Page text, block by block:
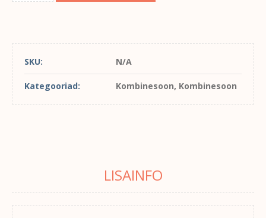
SKU: N/A
Kategooriad: Kombinesoon, Kombinesoon
LISAINFO